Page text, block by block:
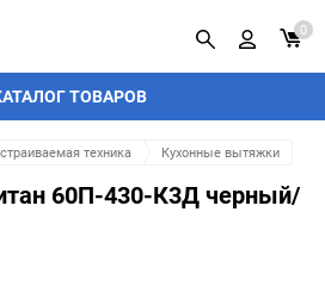
ТОВАРОВ
0
техника Кухонные вытяжки
60П-430-К3Д черный/